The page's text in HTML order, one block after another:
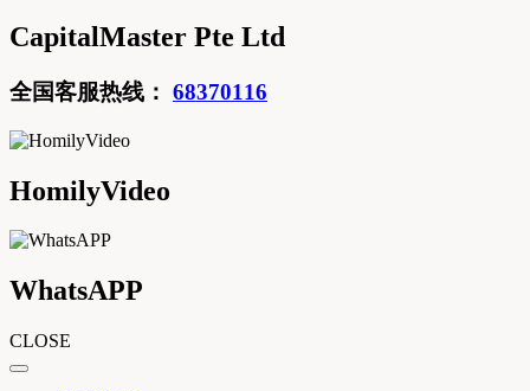
CapitalMaster Pte Ltd
全国客服热线： 68370116
HomilyVideo
WhatsAPP
CLOSE